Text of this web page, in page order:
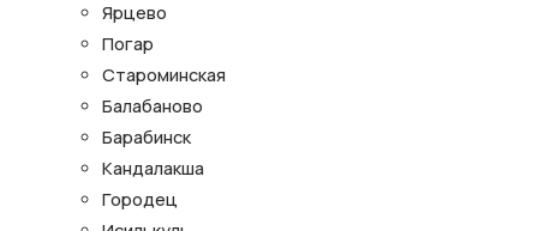
Ярцево
Погар
Староминская
Балабаново
Барабинск
Кандалакша
Городец